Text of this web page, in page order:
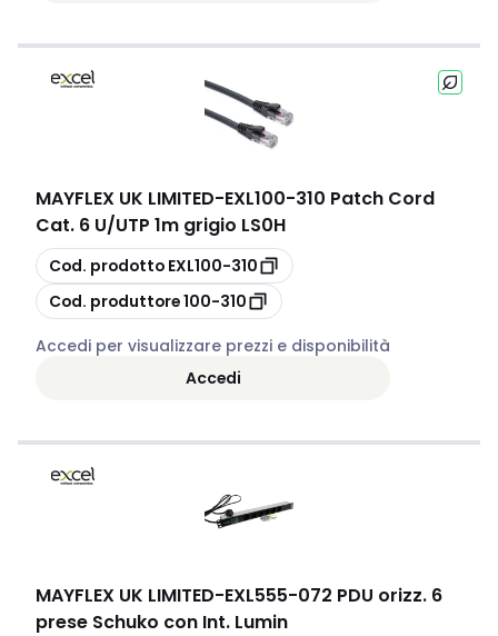
MAYFLEX UK LIMITED-EXL100-310 Patch Cord
Cat. 6 U/UTP 1m grigio LS0H
copia
Cod. prodotto EXL100-310
copia
Cod. produttore100-310
Accedi per visualizzare prezzi e disponibilità
Accedi
MAYFLEX UK LIMITED-EXL555-072 PDU orizz. 6
prese Schuko con Int. Lumin